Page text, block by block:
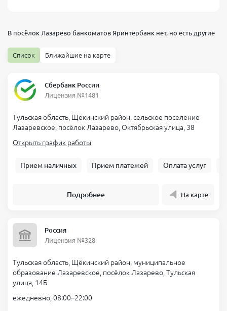
В посёлок Лазарево банкоматов Яринтербанк нет, но есть другие
Список Ближайшие на карте
Сбербанк России
Лицензия №1481
Тульская область, Щёкинский район, сельское поселение
Лазаревское, посёлок Лазарево, Октябрьская улица, 38
Открыть график работы
Прием наличных Прием платежей Оплата услуг
Подробнее На карте
Россия
Лицензия №328
Тульская область, Щёкинский район, муниципальное
образование Лазаревское, посёлок Лазарево, Тульская
улица, 14Б
ежедневно, 08:00–22:00